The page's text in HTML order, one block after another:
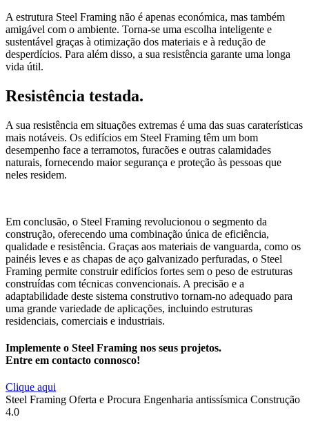
A estrutura Steel Framing não é apenas económica, mas também
amigável com o ambiente. Torna-se uma escolha inteligente e
sustentável graças à otimização dos materiais e à redução de
desperdícios. Para além disso, a sua resistência garante uma longa
vida útil.
Resistência testada.
A sua resistência em situações extremas é uma das suas caraterísticas
mais notáveis. Os edifícios em Steel Framing têm um bom
desempenho face a terramotos, furacões e outras calamidades
naturais, fornecendo maior segurança e proteção às pessoas que
neles residem.
Em conclusão, o Steel Framing revolucionou o segmento da
construção, oferecendo uma combinação única de eficiência,
qualidade e resistência. Graças aos materiais de vanguarda, como os
painéis leves e as chapas de aço galvanizado perfuradas, o Steel
Framing permite construir edifícios fortes sem o peso de estruturas
construídas com técnicas convencionais. A precisão e a
adaptabilidade deste sistema construtivo tornam-no adequado para
uma grande variedade de aplicações, incluindo estruturas
residenciais, comerciais e industriais.
Implemente o Steel Framing nos seus projetos.
Entre em contacto connosco!
Clique aqui
Steel Framing Oferta e Procura Engenharia antissísmica Construção
4.0